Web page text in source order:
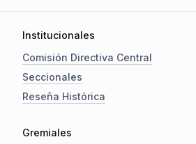
Institucionales
Comisión Directiva Central
Seccionales
Reseña Histórica
Gremiales